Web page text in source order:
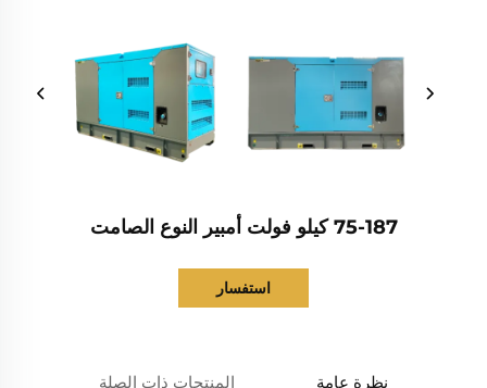
75-187 كيلو فولت أمبير النوع الصامت
استفسار
نظرة عامة المنتجات ذات الصلة